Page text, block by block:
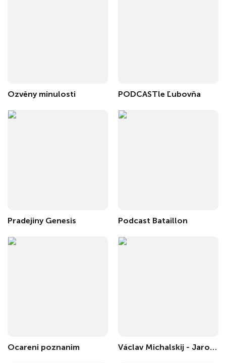
Ozvěny minulosti PODCASTle Ľubovňa
Pradejiny Genesis Podcast Bataillon
Ocareni poznanim Václav Michalskij - Jaro v Kartágu, románová sextalogie o moři a emigraci